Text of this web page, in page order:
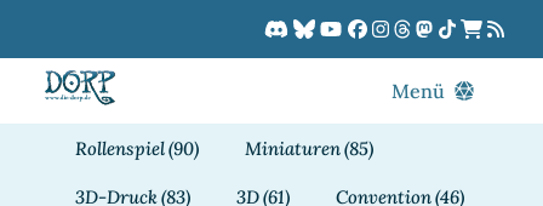
springen
Menü
Rollenspiel(90) Miniaturen(85)
3D-Druck(83) 3D(61) Convention(46)